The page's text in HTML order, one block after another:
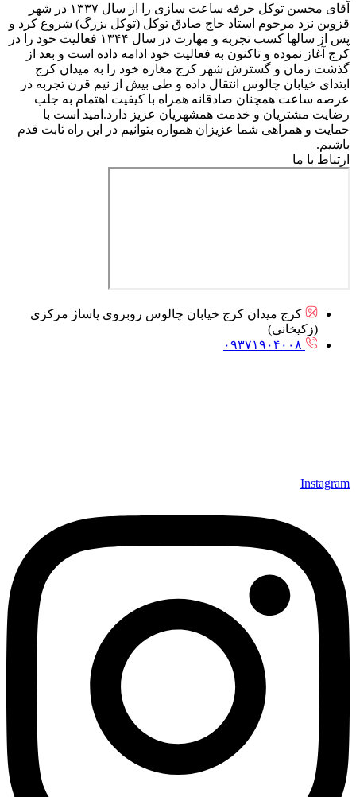
آقای محسن توکل حرفه ساعت سازی را از سال ۱۳۳۷ در شهر
قزوین نزد مرحوم استاد حاج صادق توکل (توکل بزرگ) شروع کرد و
پس از سالها کسب تجربه و مهارت در سال ۱۳۴۴ فعالیت خود را در
کرج آغاز نموده و تاکنون به فعالیت خود ادامه داده است و بعد از
گذشت زمان و گسترش شهر کرج مغازه خود را به میدان کرج
ابتدای خیابان چالوس انتقال داده و طی بیش از نیم قرن تجربه در
عرصه ساعت همچنان صادقانه همراه با کیفیت اهتمام به جلب
رضایت مشتریان و خدمت همشهریان عزیز دارد.امید است با
حمایت و همراهی شما عزیزان همواره بتوانیم در این راه ثابت قدم
باشیم.
ارتباط با ما
کرج میدان کرج خیابان چالوس روبروی پاساژ مرکزی
(زکیخانی)
۰۹۳۷۱۹۰۴۰۰۸
Instagram